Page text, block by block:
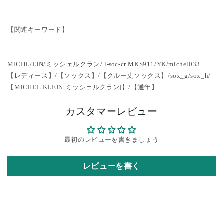
【関連キーワード】
MICHL/LIN/ミッシェルクラン/ l-soc-cr MKS911/YK/michel033
【レディース】/【ソックス】/【クルー丈ソックス】/sox_g/sox_h/
【MICHEL KLEIN[ミッシェルクラン]】/【通年】
カスタマーレビュー
最初のレビューを書きましょう
レビューを書く